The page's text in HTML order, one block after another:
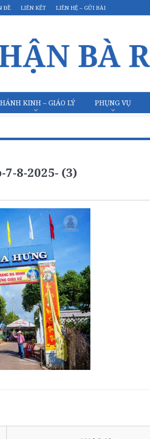
ĐỀ LIÊN KẾT LIÊN HỆ – GỬI BÀI
KINH – GIÁO LÝ PHỤNG VỤ
8-2025- (3)